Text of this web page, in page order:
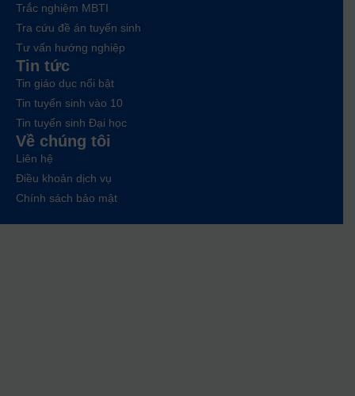
Trắc nghiệm MBTI
Tra cứu đề án tuyển sinh
Tư vấn hướng nghiệp
Tin tức
Tin giáo dục nổi bật
Tin tuyển sinh vào 10
Tin tuyển sinh Đại học
Về chúng tôi
Liên hệ
Điều khoản dịch vụ
Chính sách bảo mật